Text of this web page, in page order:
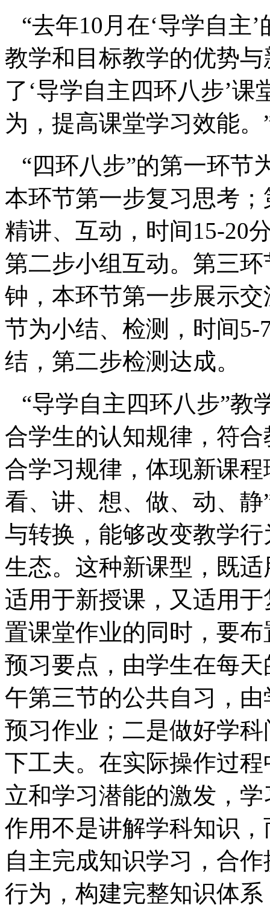
“去年10 月在‘导学自主
教学和目标教学的优势
了‘导学自主四环八步’
为，提高课堂学习效能
“四环八步”的第一环节
本环节第一步复习思考
精讲、互动，时间15-20
第二步小组互动。第三
钟，本环节第一步展示
节为小结、检测，时间5-
结，第二步检测达成。
“导学自主四环八步”教
合学生的认知规律，符
合学习规律，体现新课
看、讲、想、做、动、
与转换，能够改变教学
生态。这种新课型，既
适用于新授课，又适用
置课堂作业的同时，要
预习要点，由学生在每
午第三节的公共自习，
预习作业；二是做好学
下工夫。在实际操作过
立和学习潜能的激发，
作用不是讲解学科知识
自主完成知识学习，合
行为，构建完整知识体